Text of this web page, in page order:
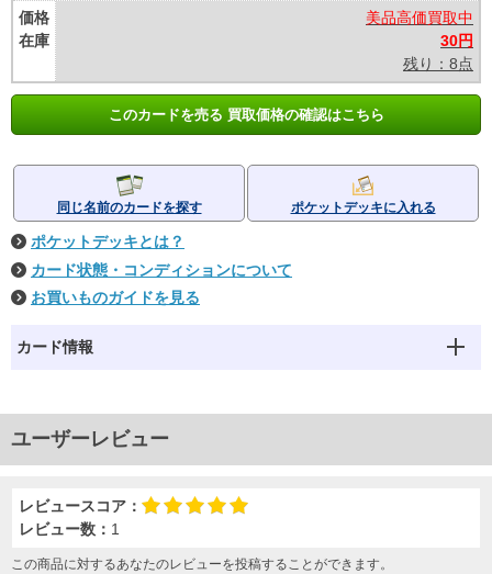
価格
在庫
美品高価買取中
30円
残り：8点
このカードを売る 買取価格の確認はこちら
同じ名前のカードを探す ポケットデッキに入れる
ポケットデッキとは？
カード状態・コンディションについて
お買いものガイドを見る
カード情報
ユーザーレビュー
レビュースコア：
レビュー数： 1
この商品に対するあなたのレビューを投稿することができます。